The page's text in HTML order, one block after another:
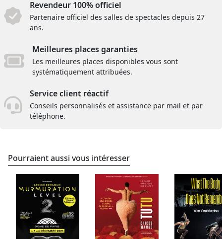
Revendeur 100% officiel
Partenaire officiel des salles de spectacles depuis 27
ans.
Meilleures places garanties
Les meilleures places disponibles vous sont
systématiquement attribuées.
Service client réactif
Conseils personnalisés et assistance par mail et par
téléphone.
Pourraient aussi vous intéresser